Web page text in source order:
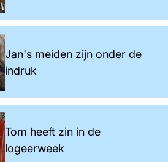
Jan's meiden zijn onder de
indruk
Tom heeft zin in de
logeerweek